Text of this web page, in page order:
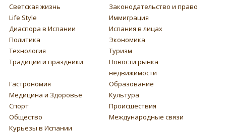
Светская жизнь
Законодательство и право
Life Style
Иммиграция
Диаспора в Испании
Испания в лицах
Политика
Экономика
Технология
Туризм
Традиции и праздники
Новости рынка
недвижимости
Гастрономия
Образование
Медицина и Здоровье
Культура
Спорт
Происшествия
Общество
Международные связи
Курьезы в Испании